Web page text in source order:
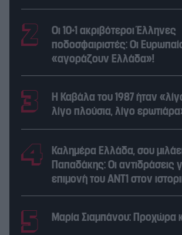
Οι 10+1 ακριβότεροι Έλληνες
ποδοσφαιριστές: Οι
«αγοράζουν Ελλάδα»!
Η Καβάλα του 1987 ήταν
λίγο πλούσια, λίγο
Καλημέρα Ελλάδα, σου
Παπαδάκης: Οι αντιδράσεις
επιμονή του ΑΝΤ1 στον
Μαρία Σιαμπάνου: Προχώρα